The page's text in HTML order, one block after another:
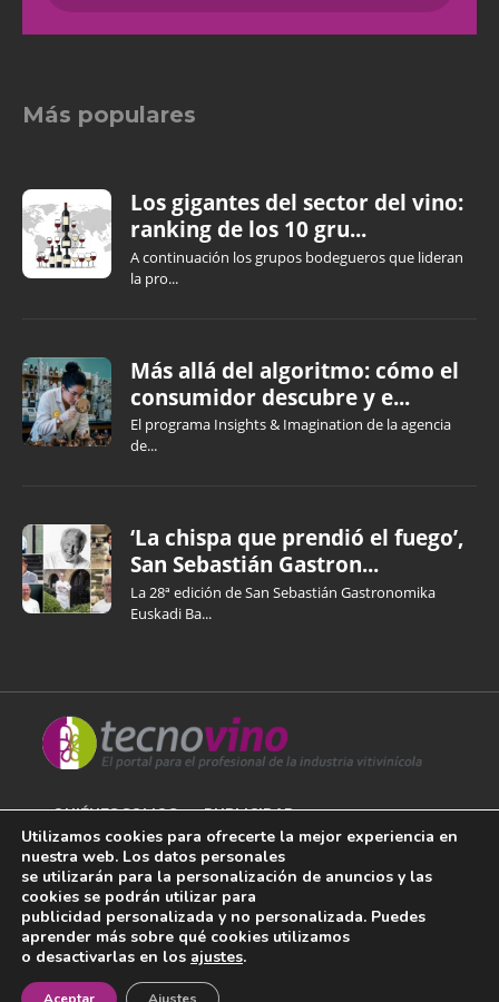
Más populares
Los gigantes del sector del vino:
ranking de los 10 gru...
A continuación los grupos bodegueros que lideran
la pro...
Más allá del algoritmo: cómo el
consumidor descubre y e...
El programa Insights & Imagination de la agencia
de...
‘La chispa que prendió el fuego’,
San Sebastián Gastron...
La 28ª edición de San Sebastián Gastronomika
Euskadi Ba...
QUIÉNES SOMOS PUBLICIDAD
AVISO LEGAL
POLÍTICA DE COOKIES
POLÍTICA DE PRIVACIDAD
CONTACTO¡Newsletter!
Utilizamos cookies para ofrecerte la mejor experiencia en
nuestra web. Los datos personales
se utilizarán para la personalización de anuncios y las
cookies se podrán utilizar para
publicidad personalizada y no personalizada. Puedes
aprender más sobre qué cookies utilizamos
o desactivarlas en los ajustes.